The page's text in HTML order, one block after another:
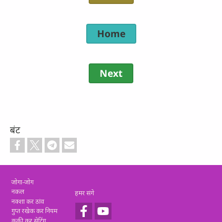
Home
Next
बंट
Footer
जोगा-जोग
नक़ल
नक्शा कर ठांव
गुप्त रखेक कर नियम
हमर संगे